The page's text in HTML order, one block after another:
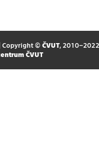
Copyright © ČVUT, 2010–2022
ČVUT